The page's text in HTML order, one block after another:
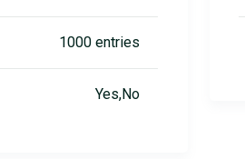
1000 entries
Yes,No